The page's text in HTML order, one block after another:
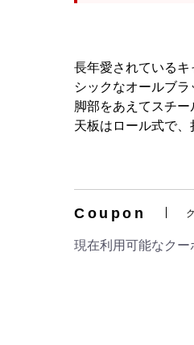
長年愛されているキ
シックなオールブ
脚部をあえてスチー
天板はロール式で、
Coupon
現在利用可能なク